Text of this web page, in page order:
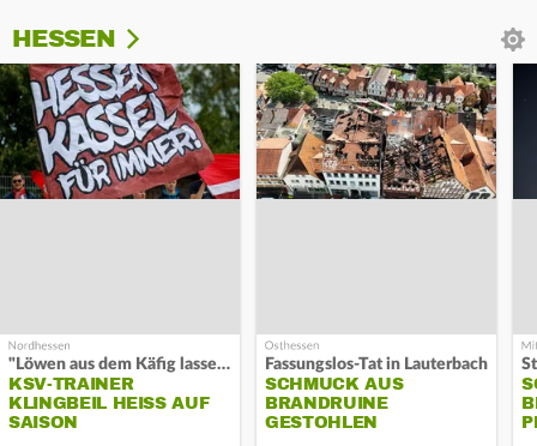
HESSEN
"Löwen aus dem Käfig lassen"
KSV-TRAINER
KLINGBEIL HEISS AUF S
AISON
Fassungslos-Tat in Lauterbach
SCHMUCK AUS
BRANDRUINE
GESTOHLEN